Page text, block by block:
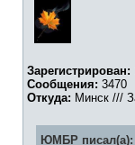
Зарегистрирован:
Сообщения: 3470
Откуда: Минск ///
ЮМБР писал(а):